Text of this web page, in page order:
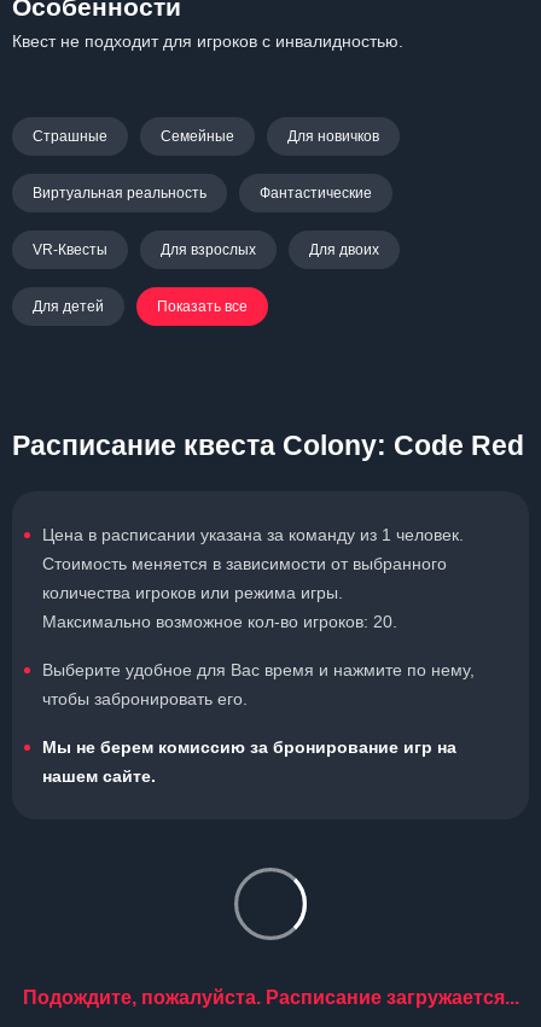
Особенности
Квест не подходит для игроков с инвалидностью.
Страшные Семейные Для новичков
Виртуальная реальность Фантастические
VR-Квесты Для взрослых Для двоих
Для детей Показать все
Расписание квеста Colony: Code Red
Цена в расписании указана за команду из 1 человек.
Стоимость меняется в зависимости от выбранного
количества игроков или режима игры.
Максимально возможное кол-во игроков: 20.
Выберите удобное для Вас время и нажмите по нему,
чтобы забронировать его.
Мы не берем комиссию за бронирование игр на
нашем сайте.
Подождите, пожалуйста. Расписание загружается...